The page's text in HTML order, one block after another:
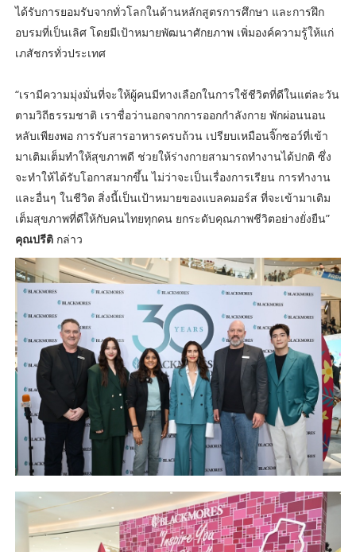
ได้รับการยอมรับจากทั่วโลกในด้านหลักสูตรการศึกษา และการฝึก
อบรมที่เป็นเลิศ โดยมีเป้าหมายพัฒนาศักยภาพ เพิ่มองค์ความรู้ให้แก่
เภสัชกรทั่วประเทศ
“เรามีความมุ่งมั่นที่จะให้ผู้คนมีทางเลือกในการใช้ชีวิตที่ดีในแต่ละวัน
ตามวิถีธรรมชาติ เราชื่อว่านอกจากการออกกำลังกาย พักผ่อนนอน
หลับเพียงพอ การรับสารอาหารครบถ้วน เปรียบเหมือนจิ๊กซอว์ที่เข้า
มาเติมเต็มทำให้สุขภาพดี ช่วยให้ร่างกายสามารถทำงานได้ปกติ ซึ่ง
จะทำให้ได้รับโอกาสมากขึ้น ไม่ว่าจะเป็นเรื่องการเรียน การทำงาน
และอื่นๆ ในชีวิต สิ่งนี้เป็นเป้าหมายของแบลคมอร์ส ที่จะเข้ามาเติม
เต็มสุขภาพที่ดีให้กับคนไทยทุกคน ยกระดับคุณภาพชีวิตอย่างยั่งยืน”
คุณปรีติกล่าว